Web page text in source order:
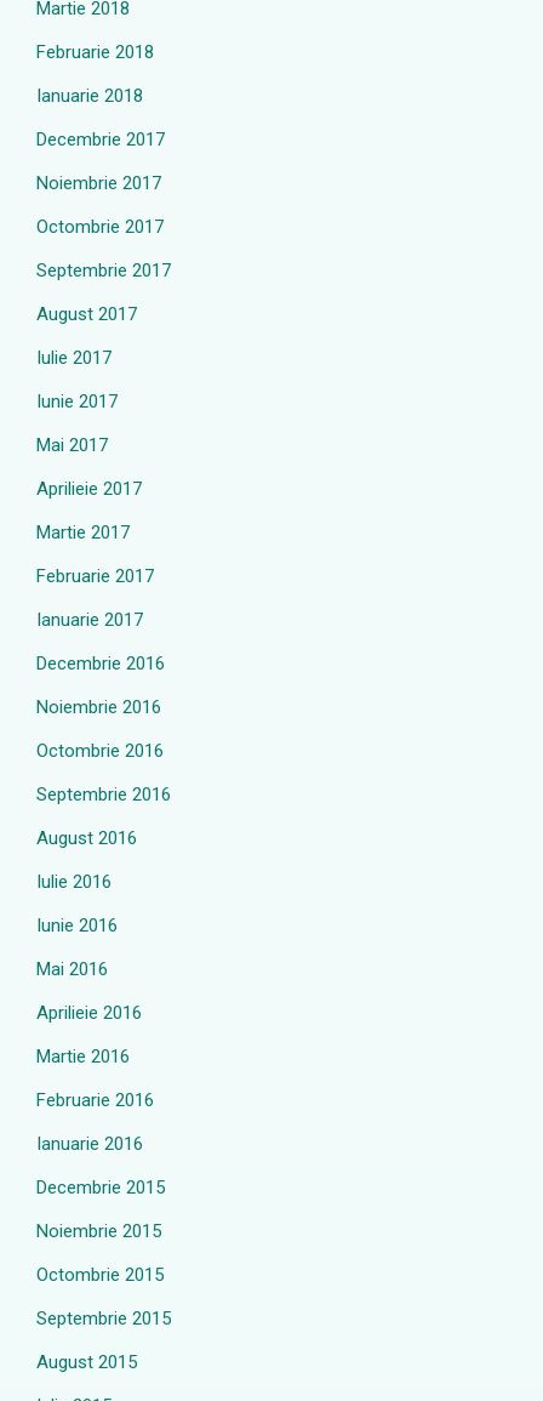
Martie 2018
Februarie 2018
Ianuarie 2018
Decembrie 2017
Noiembrie 2017
Octombrie 2017
Septembrie 2017
August 2017
Iulie 2017
Iunie 2017
Mai 2017
Aprilieie 2017
Martie 2017
Februarie 2017
Ianuarie 2017
Decembrie 2016
Noiembrie 2016
Octombrie 2016
Septembrie 2016
August 2016
Iulie 2016
Iunie 2016
Mai 2016
Aprilieie 2016
Martie 2016
Februarie 2016
Ianuarie 2016
Decembrie 2015
Noiembrie 2015
Octombrie 2015
Septembrie 2015
August 2015